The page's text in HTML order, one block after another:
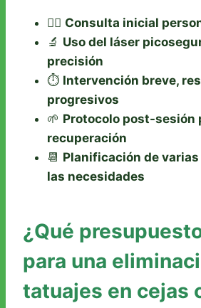
🧑‍⚕️ Consulta inicial
🔬 Uso del láser
precisión
⏱️ Intervención breve,
progresivos
🌱 Protocolo post-sesión
recuperación
📆 Planificación de
las necesidades
¿Qué
para una
tatuajes en cejas